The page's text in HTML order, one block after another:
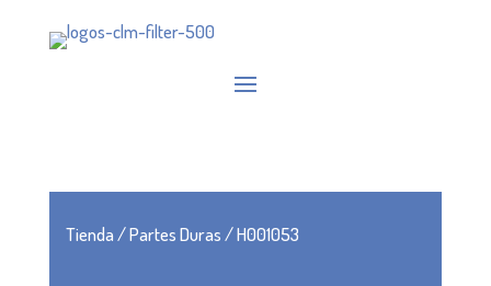
Tienda/Partes Duras/ H001053